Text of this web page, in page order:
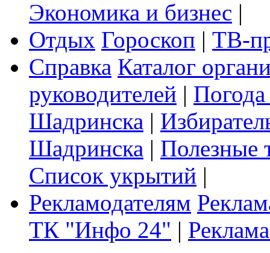
Экономика и бизнес |
Отдых Гороскоп | ТВ-
Справка Каталог
руководителей |
Шадринска |
Шадринска | Полезные
Список укрытий |
Рекламодателям
ТК "Инфо 24" |